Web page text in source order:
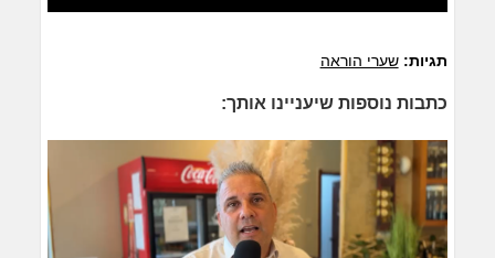
Play Mute Settings PIPEnter
תגיות:שערי הוראה
כתבות נוספות שיעניינו אותך: